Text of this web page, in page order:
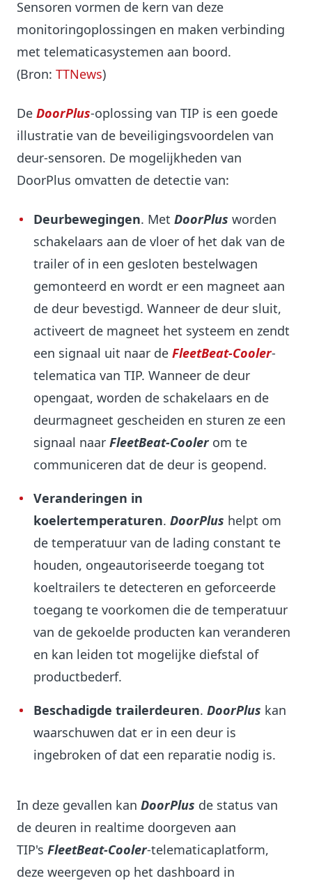
Sensoren vormen de kern van deze
monitoringoplossingen en maken verbinding
met telematicasystemen aan boord.
(Bron: TTNews)
De DoorPlus-oplossing van TIP is een goede
illustratie van de beveiligingsvoordelen van
deur-sensoren. De mogelijkheden van
DoorPlus omvatten de detectie van:
Deurbewegingen. Met DoorPlus worden
schakelaars aan de vloer of het dak van de
trailer of in een gesloten bestelwagen
gemonteerd en wordt er een magneet aan
de deur bevestigd. Wanneer de deur sluit,
activeert de magneet het systeem en zendt
een signaal uit naar de FleetBeat-Cooler-
telematica van TIP. Wanneer de deur
opengaat, worden de schakelaars en de
deurmagneet gescheiden en sturen ze een
signaal naar FleetBeat-Cooler om te
communiceren dat de deur is geopend.
Veranderingen in
koelertemperaturen. DoorPlus helpt om
de temperatuur van de lading constant te
houden, ongeautoriseerde toegang tot
koeltrailers te detecteren en geforceerde
toegang te voorkomen die de temperatuur
van de gekoelde producten kan veranderen
en kan leiden tot mogelijke diefstal of
productbederf.
Beschadigde trailerdeuren. DoorPlus kan
waarschuwen dat er in een deur is
ingebroken of dat een reparatie nodig is.
In deze gevallen kan DoorPlus de status van
de deuren in realtime doorgeven aan
TIP's FleetBeat-Cooler-telematicaplatform,
deze weergeven op het dashboard in